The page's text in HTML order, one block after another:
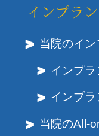
インプラ
当院のイ
インプラ
インプ
当院のAll-